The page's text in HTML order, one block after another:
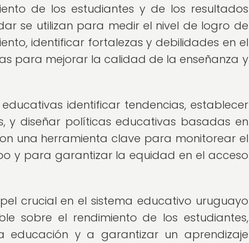
de los estudiantes y de los resultados
se utilizan para medir el nivel de logro de
identificar fortalezas y debilidades en el
para mejorar la calidad de la enseñanza y
identificar tendencias, establecer
y diseñar políticas educativas basadas en
una herramienta clave para monitorear el
y para garantizar la equidad en el acceso
crucial en el sistema educativo uruguayo
sobre el rendimiento de los estudiantes,
y a garantizar un aprendizaje